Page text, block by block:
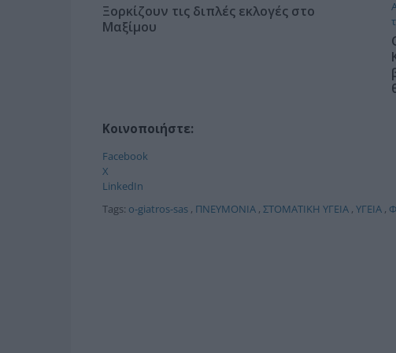
Ξορκίζουν τις διπλές εκλογές στο
Μαξίμου
Κοινοποιήστε:
Facebook
X
LinkedIn
Tags: o-giatros-sas, ΠΝΕΥΜΟΝΙΑ, ΣΤΟΜΑΤΙΚΗ ΥΓΕΙΑ, ΥΓΕΙΑ,